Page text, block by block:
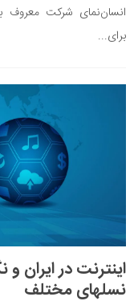
انسان‌نمای شرکت معروف
برای...
اینترنت در ایران
نسل‎های مختلف